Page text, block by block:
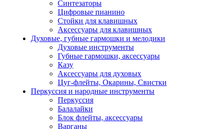
Синтезаторы
Цифровые пианино
Стойки для клавишных
Аксессуары для клавишных
Духовые, губные гармошки и мелодики
Духовые инструменты
Губные гармошки, аксессуары
Казу
Аксессуары для духовых
Цуг-флейты, Окарины, Свистки
Перкуссия и народные инструменты
Перкуссия
Балалайки
Блок флейты, аксессуары
Варганы